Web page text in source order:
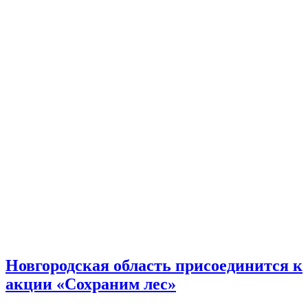
Новгородская область присоединится к
акции «Сохраним лес»